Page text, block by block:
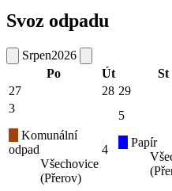
Svoz odpadu
Srpen2026
Po
Út St
27
28 29
3
Komunální
odpad
Všechovice
(Přerov)
4
5
Papír